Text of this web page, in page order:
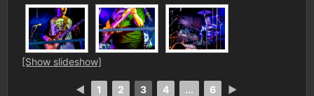
[Show slideshow]
◄ 1 2 3 4 ... 6 ►